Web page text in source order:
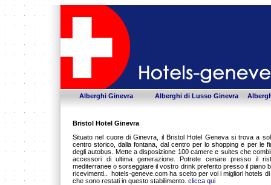
Alberghi Ginevra Alberghi di Lusso Ginevra
Bristol Hotel Ginevra
Situato nel cuore di Ginevra, il Bristol Hotel Geneva si trova a
centro storico, dalla fontana, dal centro per lo shopping e per le
degli autobus. Mette a disposizione 100 camere e suites che
accessori di ultima generazione. Potrete cenare presso il
mediterranee o sorseggiare il vostro drink preferito presso il piano
ricevimenti.. hotels-geneve.com ha scelto per voi i migliori hotels
che sono restati in questo stabilimento. clicca qui